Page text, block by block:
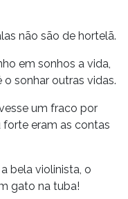
não são de hortelã.
em sonhos a vida,
sonhar outras vidas.
um fraco por
forte eram as contas
bela violinista, o
gato na tuba!